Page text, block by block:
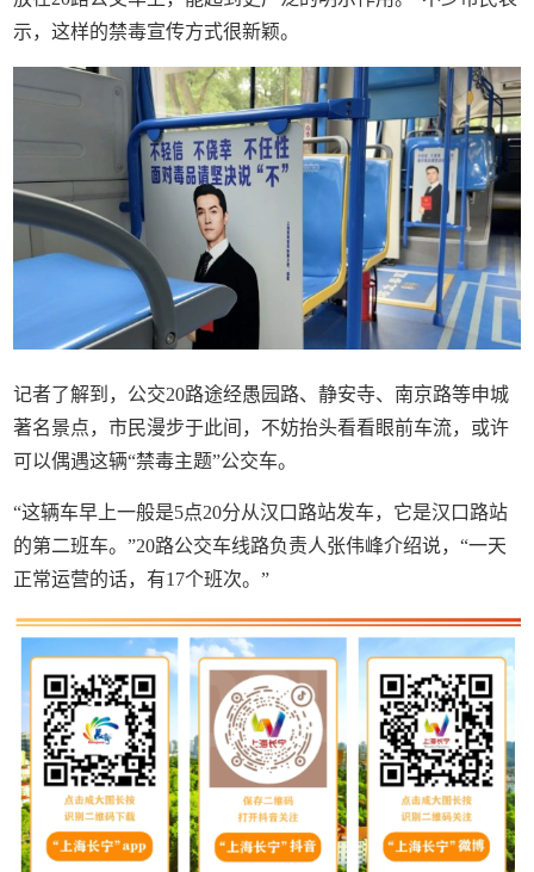
示，这样的禁毒宣传方式很新颖。
记者了解到，公交20路途经愚园路、静安寺、南京路等申城
著名景点，市民漫步于此间，不妨抬头看看眼前车流，或许
可以偶遇这辆“禁毒主题”公交车。
“这辆车早上一般是5点20分从汉口路站发车，它是汉口路站
的第二班车。”20路公交车线路负责人张伟峰介绍说，“一天
正常运营的话，有17个班次。”